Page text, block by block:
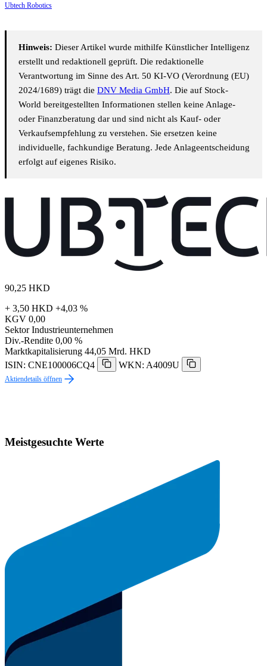
Ubtech Robotics
Hinweis: Dieser Artikel wurde mithilfe Künstlicher Intelligenz
erstellt und redaktionell geprüft. Die redaktionelle
Verantwortung im Sinne des Art. 50 KI-VO (Verordnung (EU)
2024/1689) trägt die DNV Media GmbH. Die auf Stock-
World bereitgestellten Informationen stellen keine Anlage-
oder Finanzberatung dar und sind nicht als Kauf- oder
Verkaufsempfehlung zu verstehen. Sie ersetzen keine
individuelle, fachkundige Beratung. Jede Anlageentscheidung
erfolgt auf eigenes Risiko.
90,25 HKD
+ 3,50 HKD +4,03 %
KGV 0,00
Sektor Industrieunternehmen
Div.-Rendite 0,00 %
Marktkapitalisierung 44,05 Mrd. HKD
ISIN: CNE100006CQ4
WKN: A4009U
Aktiendetails öffnen
Meistgesuchte Werte